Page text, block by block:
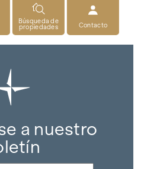
Búsqueda de
propiedades
Contacto
a nuestro